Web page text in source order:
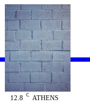
OFFICIAL
12.8 C ATHENS